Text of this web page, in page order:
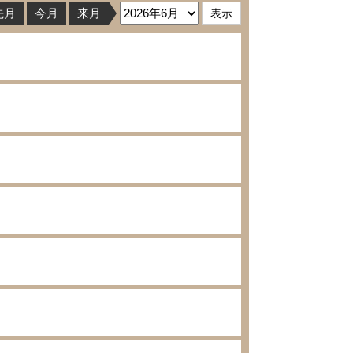
月 今月 来月